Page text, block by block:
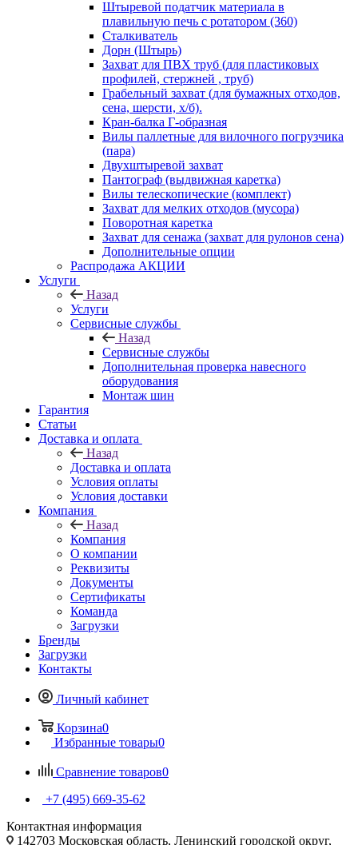
Штыревой податчик материала в
плавильную печь с ротатором (360)
Сталкиватель
Дорн (Штырь)
Захват для ПВХ труб (для пластиковых
профилей, стержней , труб)
Грабельный захват (для бумажных отходов,
сена, шерсти, х/б).
Кран-балка Г-образная
Вилы паллетные для вилочного погрузчика
(пара)
Двухштыревой захват
Пантограф (выдвижная каретка)
Вилы телескопические (комплект)
Захват для мелких отходов (мусора)
Поворотная каретка
Захват для сенажа (захват для рулонов сена)
Дополнительные опции
Распродажа АКЦИИ
Услуги
Назад
Услуги
Сервисные службы
Назад
Сервисные службы
Дополнительная проверка навесного
оборудования
Монтаж шин
Гарантия
Статьи
Доставка и оплата
Назад
Доставка и оплата
Условия оплаты
Условия доставки
Компания
Назад
Компания
О компании
Реквизиты
Документы
Сертификаты
Команда
Загрузки
Бренды
Загрузки
Контакты
Личный кабинет
Корзина0
Избранные товары0
Сравнение товаров0
+7 (495) 669-35-62
Контактная информация
142703 Московская область, Ленинский городской округ,